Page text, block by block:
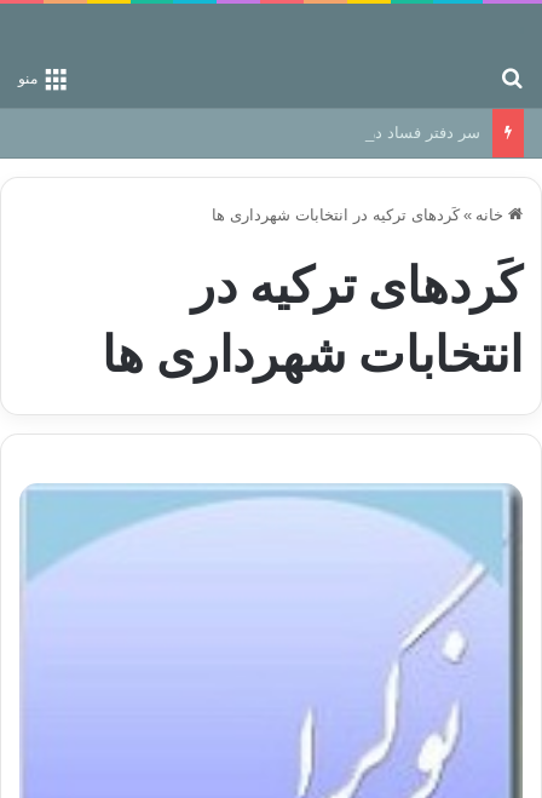
منو
سر دفتر فساد در زمین‌، دوری وکناره‌گیری از راه خداست‌!
خانه » کَردهای ترکیه در انتخابات شهرداری ها
کَردهای ترکیه در
انتخابات شهرداری ها